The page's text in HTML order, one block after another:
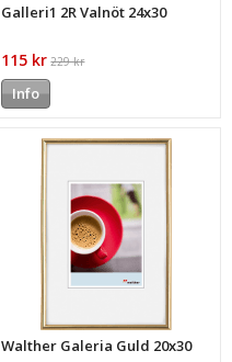
Galleri1 2R Valnöt 24x30
115 kr 229 kr
Info
Walther Galeria Guld 20x30